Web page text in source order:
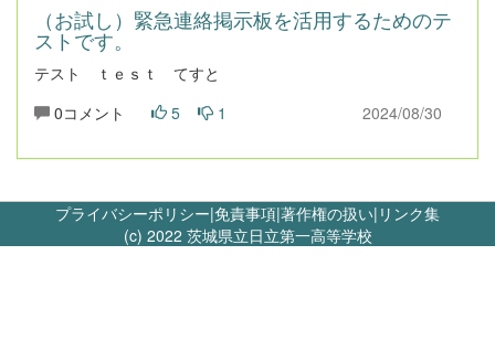
（お試し）緊急連絡掲示板を活用するためのテ
ストです。
テスト ｔｅｓｔ てすと
0コメント
5 1 2024/08/30
プライバシーポリシー|免責事項|著作権の扱い| リンク集
(c) 2022 茨城県立日立第一高等学校